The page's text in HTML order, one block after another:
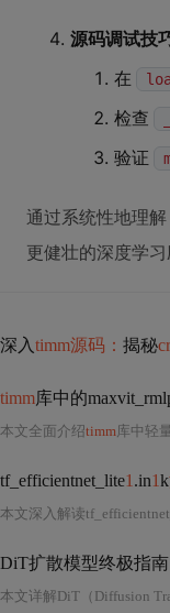
源码调试技
在
检查
验证
通过系统性地理解
更健壮的深度学习
深入timm源码： 揭秘
timm库中的
本文全面介绍timm 库中轻
tf_efficientnet_lite1 .in1k
本文深入解读
DiT扩散模型终极指南